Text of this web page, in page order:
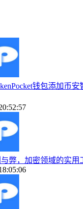
钱包添加币
弊，加密领域的实用